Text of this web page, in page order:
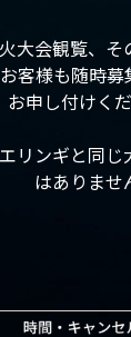
大会観覧、
客様も随時募
お申し付けくだ
リンギと同
はありませ